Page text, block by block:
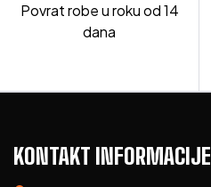
Povrat robe u roku od 14
dana
KONTAKT INFORMACIJE